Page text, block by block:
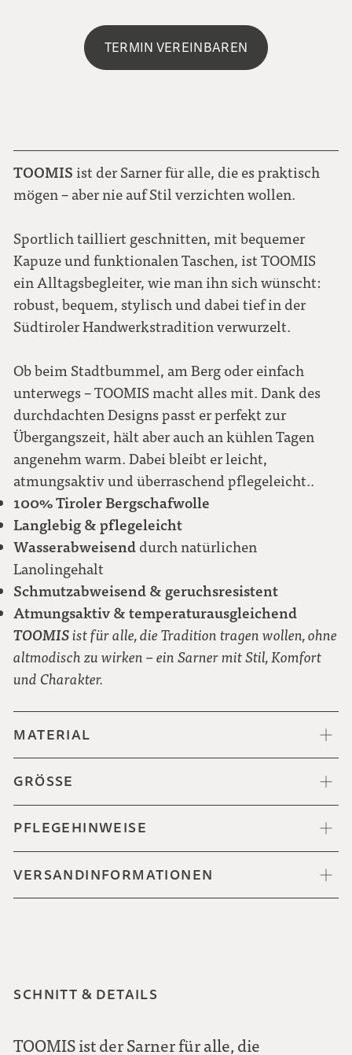
TERMIN VEREINBAREN
TOOMIS ist der Sarner für alle, die es praktisch
mögen – aber nie auf Stil verzichten wollen.
Sportlich tailliert geschnitten, mit bequemer
Kapuze und funktionalen Taschen, ist TOOMIS
ein Alltagsbegleiter, wie man ihn sich wünscht:
robust, bequem, stylisch und dabei tief in der
Südtiroler Handwerkstradition verwurzelt.
Ob beim Stadtbummel, am Berg oder einfach
unterwegs – TOOMIS macht alles mit. Dank des
durchdachten Designs passt er perfekt zur
Übergangszeit, hält aber auch an kühlen Tagen
angenehm warm. Dabei bleibt er leicht,
atmungsaktiv und überraschend pflegeleicht..
100% Tiroler Bergschafwolle
Langlebig & pflegeleicht
Wasserabweisend durch natürlichen
Lanolingehalt
Schmutzabweisend & geruchsresistent
Atmungsaktiv & temperaturausgleichend
TOOMISist für alle, die Tradition tragen wollen, ohne
altmodisch zu wirken – ein Sarner mit Stil, Komfort
und Charakter.
MATERIAL
GRÖSSE
PFLEGEHINWEISE
VERSANDINFORMATIONEN
SCHNITT & DETAILS
TOOMIS ist der Sarner für alle, die